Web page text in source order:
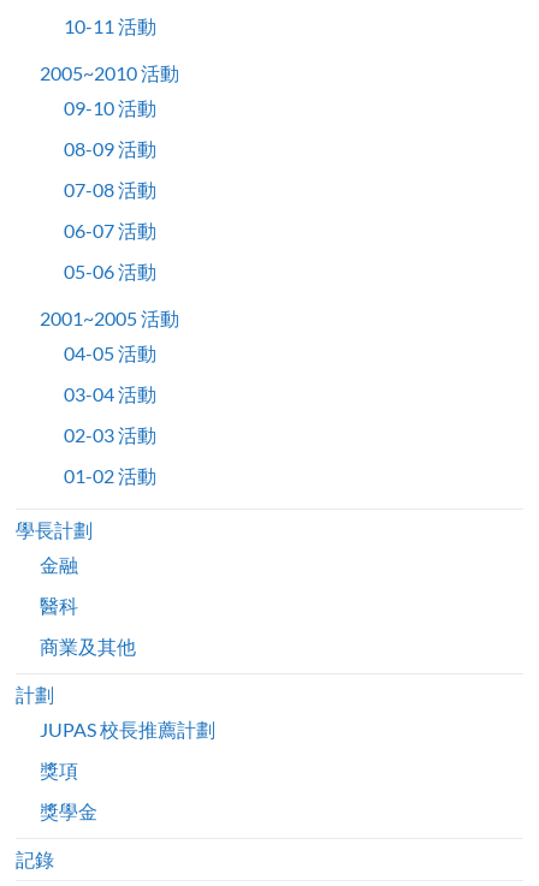
10-11 活動
2005~2010 活動
09-10 活動
08-09 活動
07-08 活動
06-07 活動
05-06 活動
2001~2005 活動
04-05 活動
03-04 活動
02-03 活動
01-02 活動
學長計劃
金融
醫科
商業及其他
計劃
JUPAS 校長推薦計劃
獎項
獎學金
記錄